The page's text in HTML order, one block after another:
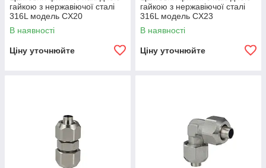
гайкою з нержавіючої сталі
316L модель CX20
В наявності
Ціну уточнюйте
гайкою з нержавіючої сталі
316L модель CX23
В наявності
Ціну уточнюйте